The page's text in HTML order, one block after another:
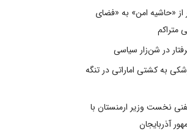
از «حاشیه امن» به «فضای
متراکم
در شن‌زار سیاسی
به کشتی اماراتی در تنگه
نخست وزیر ارمنستان با
آذربایجان